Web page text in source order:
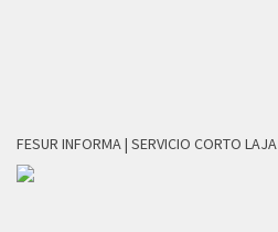
FESUR INFORMA | SERVICIO CORTO LAJA